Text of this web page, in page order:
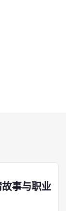
事与职业